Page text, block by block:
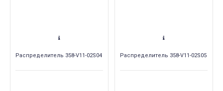
Распределитель 358-V11-02S04 Распределитель 358-V11-02S05